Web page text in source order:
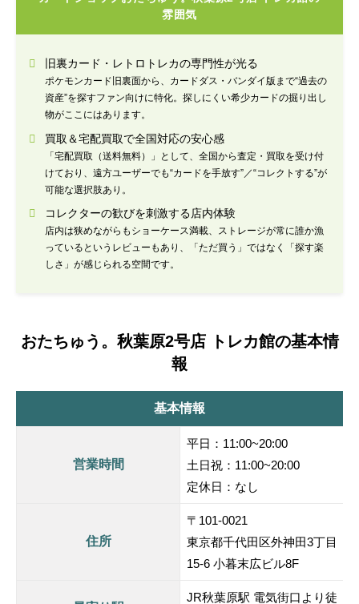
雰囲気
旧裏カード・レトロトレカの専門性が光る
ポケモンカード旧裏面から、カードダス・バンダイ版まで“過去の
資産”を探すファン向けに特化。探しにくい希少カードの掘り出し
物がここにはあります。
買取＆宅配買取で全国対応の安心感
「宅配買取（送料無料）」として、全国から査定・買取を受け付
けており、遠方ユーザーでも“カードを手放す”／“コレクトする”が
可能な選択肢あり。
コレクターの歓びを刺激する店内体験
店内は狭めながらもショーケース満載、ストレージが常に誰か漁
っているというレビューもあり、「ただ買う」ではなく「探す楽
しさ」が感じられる空間です。
おたちゅう。秋葉原2号店 トレカ館の基本情
報
基本情報
営業時間
平日：11:00~20:00
土日祝：11:00~20:00
定休日：なし
住所
〒101-0021
東京都千代田区外神田3丁目
15-6 小暮末広ビル8F
JR秋葉原駅 電気街口より徒